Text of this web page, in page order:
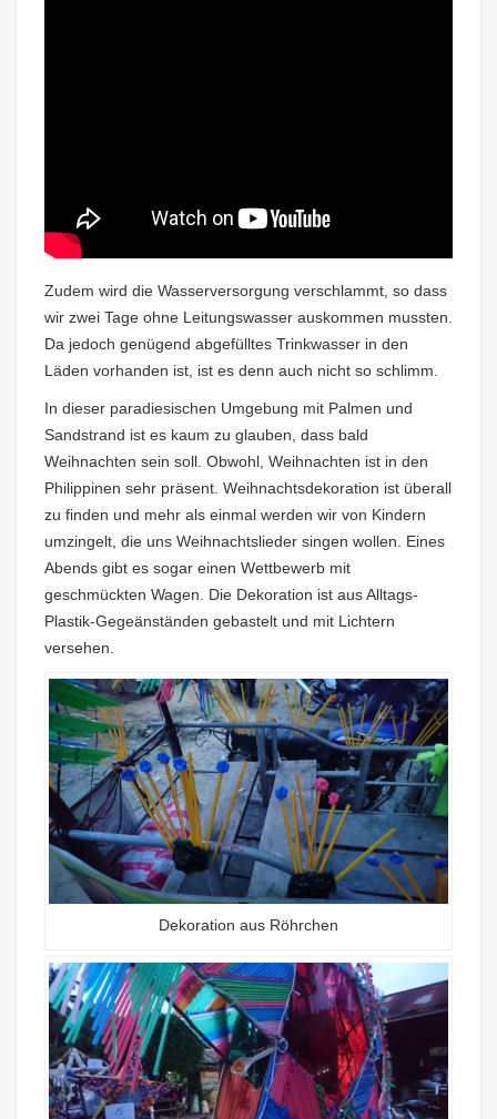
Zudem wird die Wasserversorgung verschlammt, so dass
wir zwei Tage ohne Leitungswasser auskommen mussten.
Da jedoch genügend abgefülltes Trinkwasser in den
Läden vorhanden ist, ist es denn auch nicht so schlimm.
In dieser paradiesischen Umgebung mit Palmen und
Sandstrand ist es kaum zu glauben, dass bald
Weihnachten sein soll. Obwohl, Weihnachten ist in den
Philippinen sehr präsent. Weihnachtsdekoration ist überall
zu finden und mehr als einmal werden wir von Kindern
umzingelt, die uns Weihnachtslieder singen wollen. Eines
Abends gibt es sogar einen Wettbewerb mit
geschmückten Wagen. Die Dekoration ist aus Alltags-
Plastik-Gegeänständen gebastelt und mit Lichtern
versehen.
Dekoration aus Röhrchen